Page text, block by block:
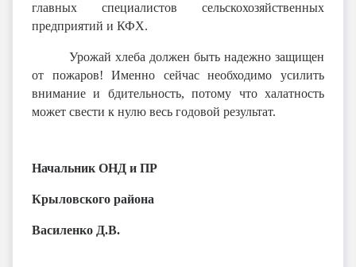
главных специалистов сельскохозяйственных
предприятий и КФХ.
Урожай хлеба должен быть надежно защищен
от пожаров! Именно сейчас необходимо усилить
внимание и бдительность, потому что халатность
может свести к нулю весь годовой результат.
Начальник ОНД и ПР
Крыловского района
Василенко Д.В.